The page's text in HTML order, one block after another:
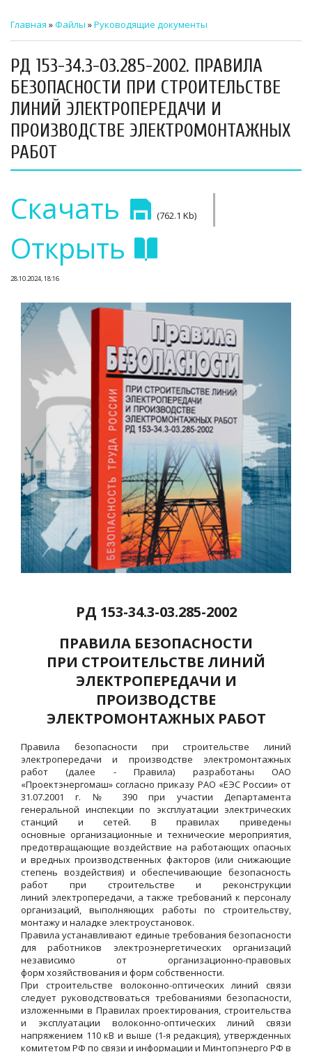
СТРОИТЕЛЬНЫЙ КОНТРОЛЬ
СТРОИТЕЛЬНЫЙ АУДИТ
ЭКСПЛУАТАЦИЯ
НОРМАТИВНЫЕ ДОКУМЕНТЫ
ПРЕССА
Главная »Файлы »Руководящие документы
РД 153-34.3-03.285-2002. ПРАВИЛА
БЕЗОПАСНОСТИ ПРИ СТРОИТЕЛЬСТВЕ
ЛИНИЙ ЭЛЕКТРОПЕРЕДАЧИ И
ПРОИЗВОДСТВЕ ЭЛЕКТРОМОНТАЖНЫХ
РАБОТ
Скачать (762.1 Kb) |
Открыть
28.10.2024, 18:16
РД 153-34.3-03.285-2002
ПРАВИЛА БЕЗОПАСНОСТИ
ПРИ СТРОИТЕЛЬСТВЕ ЛИНИЙ
ЭЛЕКТРОПЕРЕДАЧИ И
ПРОИЗВОДСТВЕ
ЭЛЕКТРОМОНТАЖНЫХ РАБОТ
Правила безопасности при строительстве линий
электропередачи и производстве электромонтажных
работ (далее - Правила) разработаны ОАО
«Проектэнергомаш» согласно приказу РАО «ЕЭС России» от
31.07.2001 г. № 390 при участии Департамента
генеральной инспекции по эксплуатации электрических
станций и сетей. В правилах приведены
основные организационные и технические мероприятия,
предотвращающие воздействие на работающих опасных
и вредных производственных факторов (или снижающие
степень воздействия) и обеспечивающие безопасность
работ при строительстве и реконструкции
линий электропередачи, а также требований к персоналу
организаций, выполняющих работы по строительству,
монтажу и наладке электроустановок.
Правила устанавливают единые требования безопасности
для работников электроэнергетических организаций
независимо от организационно-правовых
форм хозяйствования и форм собственности.
При строительстве волоконно-оптических линий связи
следует руководствоваться требованиями безопасности,
изложенными в Правилах проектирования, строительства
и эксплуатации волоконно-оптических линий связи
напряжением 110 кВ и выше (1-я редакция), утвержденных
комитетом РФ по связи и информации и Минтопэнерго РФ в